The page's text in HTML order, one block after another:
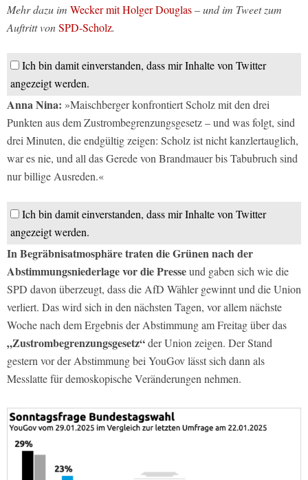
Mehr dazu im Wecker mit Holger Douglas– und im Tweet zum
Auftritt vonSPD-Scholz.
Ich bin damit einverstanden, dass mir Inhalte von Twitter
angezeigt werden.
Anna Nina: »Maischberger konfrontiert Scholz mit den drei
Punkten aus dem Zustrombegrenzungsgesetz – und was folgt, sind
drei Minuten, die endgültig zeigen: Scholz ist nicht kanzlertauglich,
war es nie, und all das Gerede von Brandmauer bis Tabubruch sind
nur billige Ausreden.«
Ich bin damit einverstanden, dass mir Inhalte von Twitter
angezeigt werden.
In Begräbnisatmosphäre traten die Grünen nach der
Abstimmungsniederlage vor die Presseund gaben sich wie die
SPD davon überzeugt, dass die AfD Wähler gewinnt und die Union
verliert. Das wird sich in den nächsten Tagen, vor allem nächste
Woche nach dem Ergebnis der Abstimmung am Freitag über das
„Zustrombegrenzungsgesetz“der Union zeigen. Der Stand
gestern vor der Abstimmung bei YouGov lässt sich dann als
Messlatte für demoskopische Veränderungen nehmen.